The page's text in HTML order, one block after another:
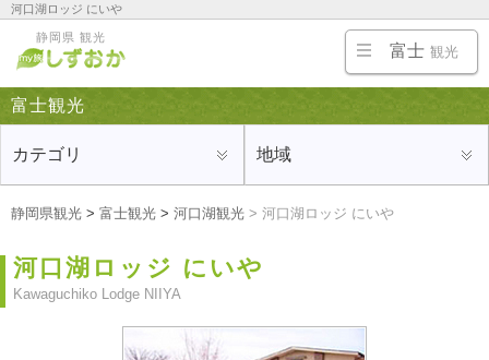
河口湖ロッジ にいや
富士宮・御殿場・富士五湖、富士山周辺の旅行にオススメの観光地、ホテルや旅館、温泉、名
物・ご当地グルメ、お土産を紹介
静岡県 観光
富士 観光
富士観光
カテゴリ 地域
静岡県観光 > 富士観光 > 河口湖観光 > 河口湖ロッジ にいや
河口湖ロッジ にいや
Kawaguchiko Lodge NIIYA